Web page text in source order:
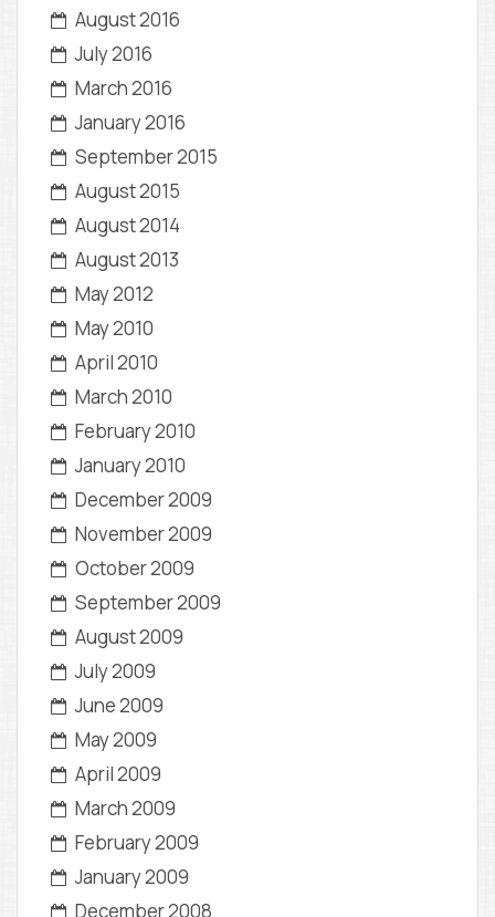
August 2016
July 2016
March 2016
January 2016
September 2015
August 2015
August 2014
August 2013
May 2012
May 2010
April 2010
March 2010
February 2010
January 2010
December 2009
November 2009
October 2009
September 2009
August 2009
July 2009
June 2009
May 2009
April 2009
March 2009
February 2009
January 2009
December 2008